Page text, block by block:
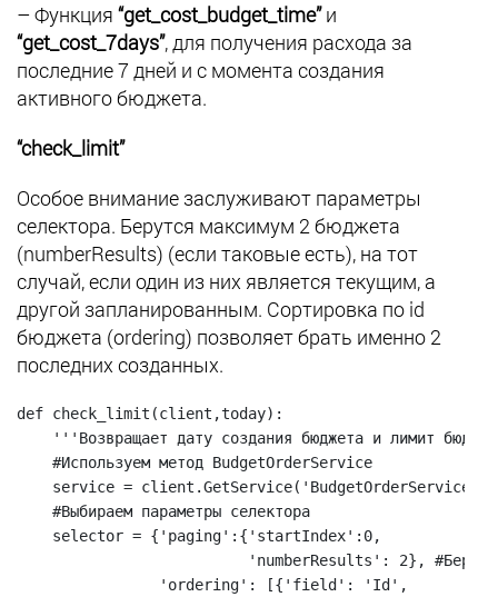
– Функция “get_cost_budget_time”и
“get_cost_7days”, для получения расхода за
последние 7 дней и с момента создания
активного бюджета.
“check_limit”
Особое внимание заслуживают параметры
селектора. Берутся максимум 2 бюджета
(numberResults) (если таковые есть), на тот
случай, если один из них является текущим, а
другой запланированным. Сортировка по id
бюджета (ordering) позволяет брать именно 2
последних созданных.
def check_limit(client,today):
'''Возвращает дату создания бюджета и лимит
#Используем метод BudgetOrderService
service = client.GetService('BudgetOrderService',
#Выбираем параметры селектора
selector = {'paging':{'startIndex':0,
'numberResults': 2}, #Берем 2
'ordering': [{'field': 'Id',